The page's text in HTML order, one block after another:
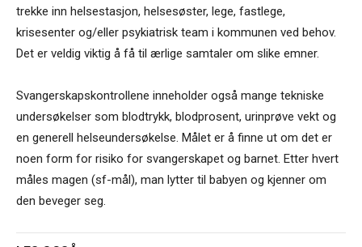
trekke inn helsestasjon, helsesøster, lege, fastlege,
krisesenter og/eller psykiatrisk team i kommunen ved behov.
Det er veldig viktig å få til ærlige samtaler om slike emner.
Svangerskapskontrollene inneholder også mange tekniske
undersøkelser som blodtrykk, blodprosent, urinprøve vekt og
en generell helseundersøkelse. Målet er å finne ut om det er
noen form for risiko for svangerskapet og barnet. Etter hvert
måles magen (sf-mål), man lytter til babyen og kjenner om
den beveger seg.